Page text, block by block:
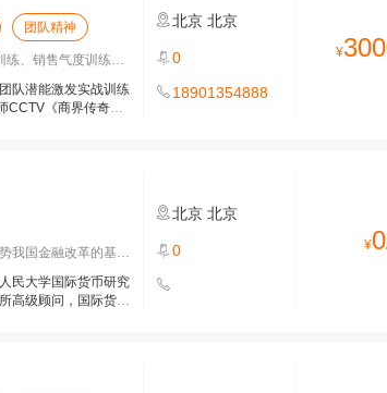
团队精神
售气度训练、销售
队潜能激发实战训练
《商界传奇》
北京 北京
0
18901354888
¥
金融改革的基本方向
民大学国际货币研究
高级顾问，国际货币
北京 北京
0 ¥0